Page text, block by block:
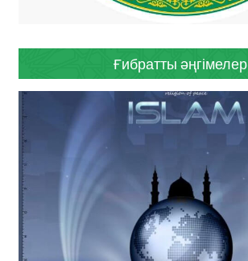
Ғибратты әңгімелер